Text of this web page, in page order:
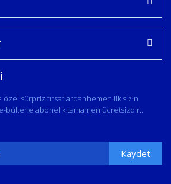
sürpriz fırsatlardanhemen ilk sizin
bültene abonelik tamamen ücretsizdir..
Kaydet